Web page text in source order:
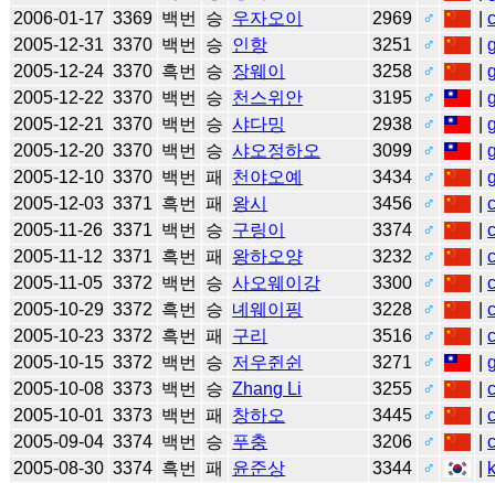
2006-01-17 3369 백번 승 우자오이 2969 ♂ |
2005-12-31 3370 백번 승 인항 3251 ♂ |
2005-12-24 3370 흑번 승 장웨이 3258 ♂ |
2005-12-22 3370 백번 승 천스위안 3195 ♂ |
2005-12-21 3370 백번 승 샤다밍 2938 ♂ |
2005-12-20 3370 백번 승 샤오정하오 3099 ♂ |
2005-12-10 3370 백번 패 천야오예 3434 ♂ |
2005-12-03 3371 흑번 패 왕시 3456 ♂ |
2005-11-26 3371 백번 승 구링이 3374 ♂ |
2005-11-12 3371 흑번 패 왕하오양 3232 ♂ |
2005-11-05 3372 백번 승 사오웨이강 3300 ♂ |
2005-10-29 3372 흑번 승 녜웨이핑 3228 ♂ |
2005-10-23 3372 흑번 패 구리 3516 ♂ |
2005-10-15 3372 백번 승 저우쥔쉰 3271 ♂ |
2005-10-08 3373 백번 승 Zhang Li 3255 ♂ |
2005-10-01 3373 백번 패 창하오 3445 ♂ |
2005-09-04 3374 백번 승 푸충 3206 ♂ |
2005-08-30 3374 흑번 패 윤준상 3344 ♂